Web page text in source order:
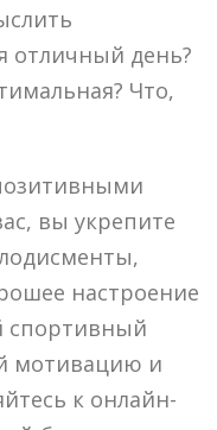
отличный день?
Что,
вы укрепите
настроение
спортивный
мотивацию и
к онлайн-